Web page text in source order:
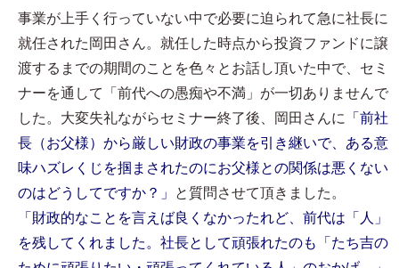
事業が上手く行っていない中で必要に迫られて急に社長に
就任された岡田さん。就任した時点から投資ファンドに譲
渡するまでの期間のことを色々とお話し頂いた中で、セミ
ナーを通して「前代への愚痴や不満」が一切ありませんで
した。大変失礼ながらセミナー終了後、岡田さんに
「前社
長（お父様）から厳しい財政の事業を引き継いで、ある意
味ハズレくじを掴まされたのにお父様との関係は悪くない
のはどうしてですか？」
と質問させて頂きました。
「財政的なことを言えば良くなかったれど、前代は「人」
を残してくれました。社長として頑張れたのも「たち吉の